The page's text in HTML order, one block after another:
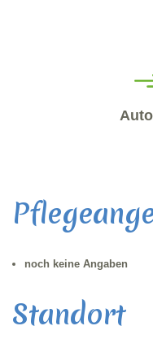
noch keine Angaben
Standort